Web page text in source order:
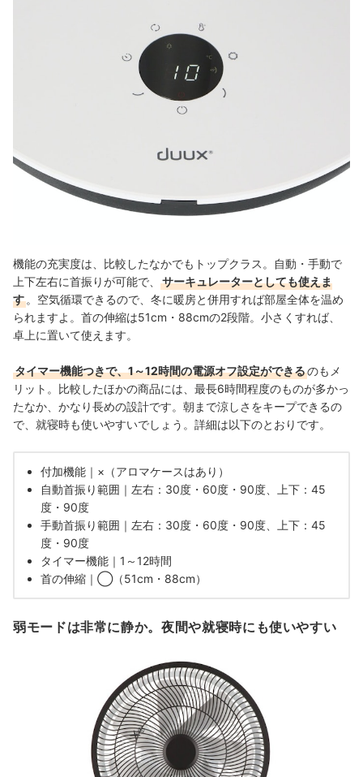
機能の充実度は、比較したなかでもトップクラス。自動・手動で
上下左右に首振りが可能で、
サーキュレーターとしても使えま
す 。空気循環できるので、冬に暖房と併用すれば部屋全体を温め
られますよ。 首の伸縮は51cm・ 88cmの2段階。小さくすれば、
卓上に置いて使えます。
タイマー機能つきで、1～12時間の電源オフ設定ができるのもメ
リット。比較したほかの商品には、最長6時間程度のものが多かっ
たなか、かなり長めの設計です。朝まで涼しさをキープできるの
で、就寝時も使いやすいでしょう。詳細は以下のとおりです。
付加機能｜×（アロマケースはあり）
自動首振り範囲｜左右：30度・60度・90度、上下：45
度・90度
手動首振り範囲｜左右：30度・60度・90度、上下：45
度・90度
タイマー機能｜1～12時間
首の伸縮｜◯（51cm・88cm）
弱モードは非常に静か。夜間や就寝時にも使いやすい